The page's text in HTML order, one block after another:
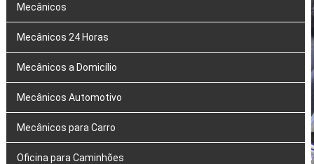
Mecânicos
Mecânicos 24 Horas
Mecânicos a Domicílio
Mecânicos Automotivo
Mecânicos para Carro
Oficina para Caminhões